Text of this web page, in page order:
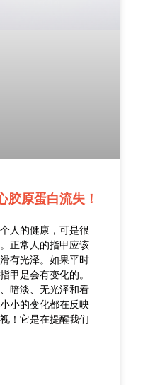
胶原蛋白流失！
人的健康，可是很
正常人的指甲应该
有光泽。如果平时
甲是会有变化的。
暗淡、无光泽和看
小的变化都在反映
！它是在提醒我们